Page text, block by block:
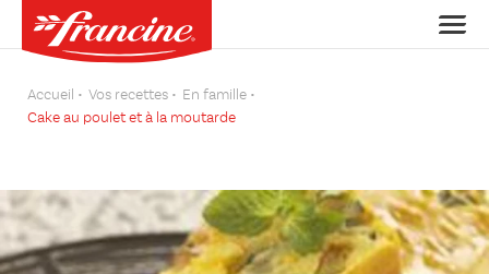
Accueil Vos recettes
En famille
Cake au poulet et à la moutarde